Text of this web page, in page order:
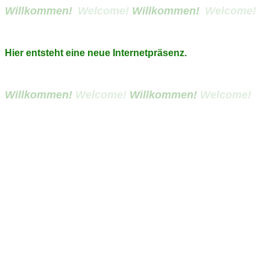
Willkommen! Welcome! Willkommen! Welcome!
Hier entsteht eine neue Internetpräsenz.
Willkommen! Welcome! Willkommen! Welcome!